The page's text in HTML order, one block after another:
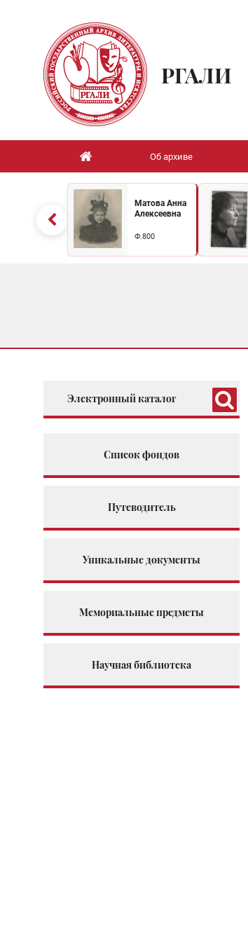
РГАЛИ
Об архиве
Матова Анна
Алексеевна
Ф.800
Электронный каталог
Список фондов
Путеводитель
Уникальные документы
Мемориальные предметы
Научная библиотека